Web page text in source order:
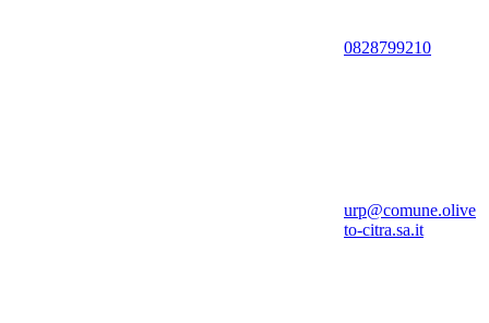
0828799210
urp@comune.olive
to-citra.sa.it